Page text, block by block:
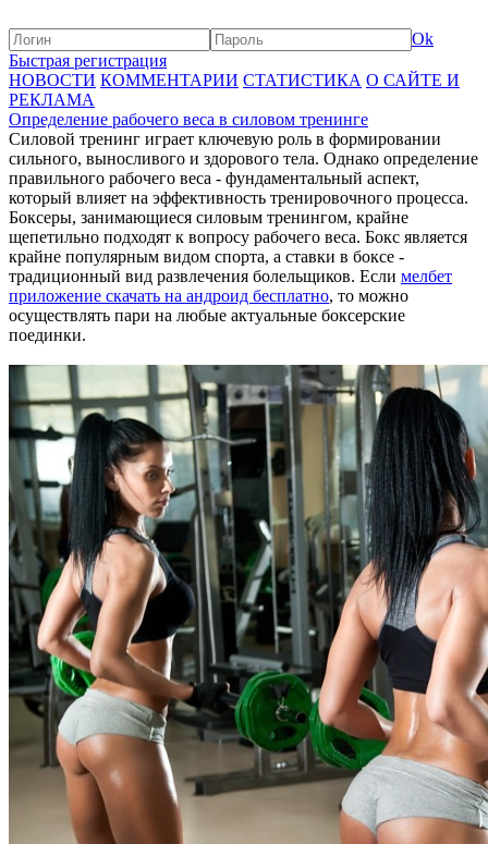
Ok
Быстрая регистрация
НОВОСТИ КОММЕНТАРИИ СТАТИСТИКА О САЙТЕ И
РЕКЛАМА
Определение рабочего веса в силовом тренинге
Силовой тренинг играет ключевую роль в формировании
сильного, выносливого и здорового тела. Однако определение
правильного рабочего веса - фундаментальный аспект,
который влияет на эффективность тренировочного процесса.
Боксеры, занимающиеся силовым тренингом, крайне
щепетильно подходят к вопросу рабочего веса. Бокс является
крайне популярным видом спорта, а ставки в боксе -
традиционный вид развлечения болельщиков. Если мелбет
приложение скачать на андроид бесплатно, то можно
осуществлять пари на любые актуальные боксерские
поединки.